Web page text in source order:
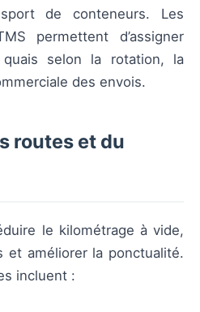
de conteneurs. Les
permettent d’assigner
quais selon la rotation, la
des envois.
routes et du
le kilométrage à vide,
et améliorer la ponctualité.
incluent :